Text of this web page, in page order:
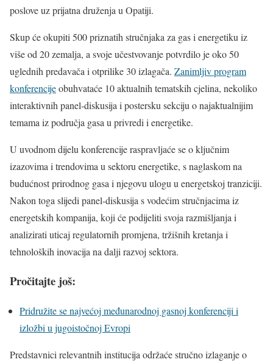
poslove uz prijatna druženja u Opatiji.
Skup će okupiti 500 priznatih stručnjaka za gas i energetiku iz
više od 20 zemalja, a svoje učestvovanje potvrdilo je oko 50
uglednih predavača i otprilike 30 izlagača. Zanimljiv program
konferencijeobuhvataće 10 aktualnih tematskih cjelina, nekoliko
interaktivnih panel-diskusija i postersku sekciju o najaktualnijim
temama iz područja gasa u privredi i energetike.
U uvodnom dijelu konferencije raspravljaće se o ključnim
izazovima i trendovima u sektoru energetike, s naglaskom na
budućnost prirodnog gasa i njegovu ulogu u energetskoj tranziciji.
Nakon toga slijedi panel-diskusija s vodećim stručnjacima iz
energetskih kompanija, koji će podijeliti svoja razmišljanja i
analizirati uticaj regulatornih promjena, tržišnih kretanja i
tehnoloških inovacija na dalji razvoj sektora.
Pročitajte još:
Pridružite se najvećoj međunarodnoj gasnoj konferenciji i
izložbi u jugoistočnoj Evropi
Predstavnici relevantnih institucija održaće stručno izlaganje o